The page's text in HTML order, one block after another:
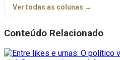
Ver todas as colunas →
Conteúdo Relacionado